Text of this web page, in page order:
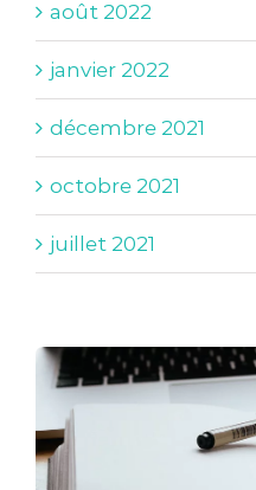
août 2022
janvier 2022
décembre 2021
octobre 2021
juillet 2021